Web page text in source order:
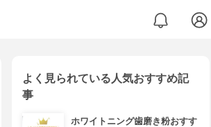
よく見られている人気おすすめ記
事
ホワイトニング歯磨き粉おすす